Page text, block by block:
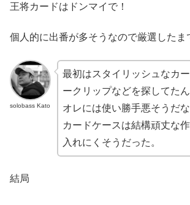
王将カードはドンマイで！
個人的に出番が多そうなので厳選したま
solobass Kato
最初はスタイリッシュなカ
ークリップなどを探してた
オレには使い勝手悪そうだな
カードケースは結構頑丈な
入れにくそうだった。
結局